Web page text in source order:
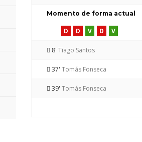
Momento de forma actual
D D V D V
8' Tiago Santos
37' Tomás Fonseca
39' Tomás Fonseca